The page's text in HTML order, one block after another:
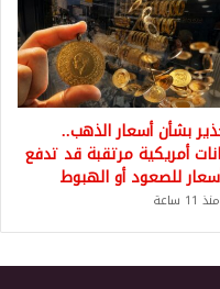
بشأن أسعار الذهب..
أمريكية مرتقبة قد تدفع
للصعود أو الهبوط
منذ 11 ساعة